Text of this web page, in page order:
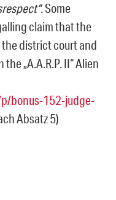
. Some
claim that the
the district court and
„A.A.R.P. II“ Alien
bonus-152-judge-
Absatz 5)